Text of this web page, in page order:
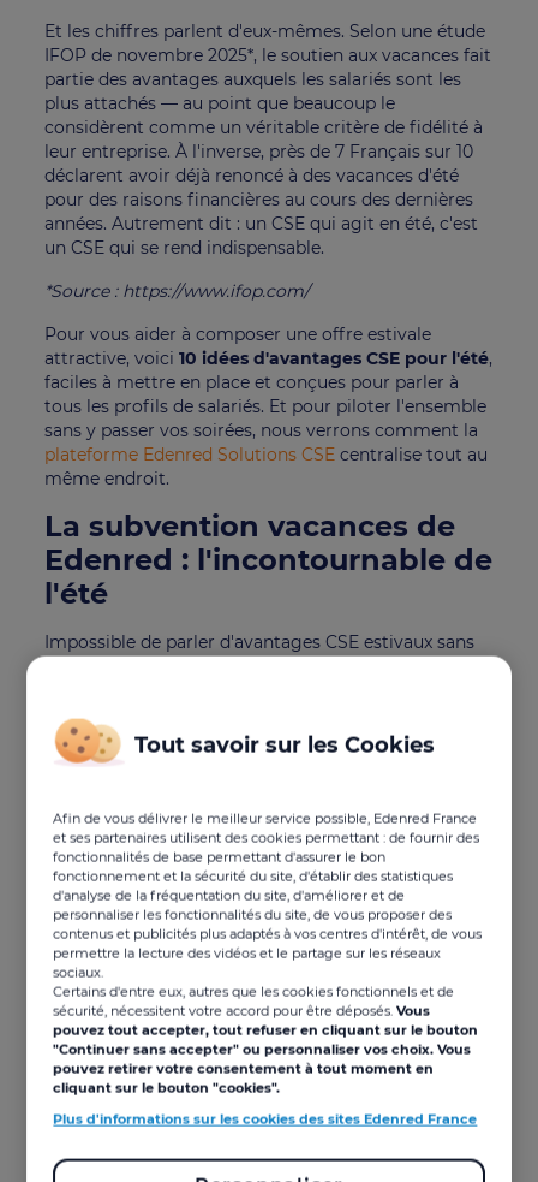
Et les chiffres parlent d'eux-mêmes. Selon une étude
IFOP de novembre 2025*, le soutien aux vacances fait
partie des avantages auxquels les salariés sont les
plus attachés — au point que beaucoup le
considèrent comme un véritable critère de fidélité à
leur entreprise. À l'inverse, près de 7 Français sur 10
déclarent avoir déjà renoncé à des vacances d'été
pour des raisons financières au cours des dernières
années. Autrement dit : un CSE qui agit en été, c'est
un CSE qui se rend indispensable.
*Source : https://www.ifop.com/
Pour vous aider à composer une offre estivale
attractive, voici10 idées d'avantages CSE pour l'été,
faciles à mettre en place et conçues pour parler à
tous les profils de salariés. Et pour piloter l'ensemble
sans y passer vos soirées, nous verrons comment la
plateforme Edenred Solutions CSE centralise tout au
même endroit.
La subvention vacances de
Edenred : l'incontournable de
l'été
Impossible de parler d'avantages CSE estivaux sans
l'idée est de donner à chaque salarié un budget qu'il
utilise librement pour ses séjours et ses loisirs d'été.
C'est exactement ce que permet le
regroupe tous vos avantages vacances au même
endroit.
Avec lasolution subvention vacances de Edenred
vos bénéficiaires profitent d'un compte unique aux
multiples possibilités :
Un paiement en ligne facilité, directement
depuis le site du CSE.
Une dotation utilisable en plusieurs fois,
adaptée aux usages de chacun.
Un large choix d'offres : voyages
subventionnés, locations, voyages organisés
par le CSE…
Côté élus, le Compte Vacances estentièrement
Tout savoir sur les Cookies
Afin de vous délivrer le meilleur service possible, Edenred France
et ses partenaires utilisent des cookies permettant : de fournir des
fonctionnalités de base permettant d'assurer le bon
fonctionnement et la sécurité du site, d'établir des statistiques
d'analyse de la fréquentation du site, d'améliorer et de
personnaliser les fonctionnalités du site, de vous proposer des
contenus et publicités plus adaptés à vos centres d'intérêt, de vous
permettre la lecture des vidéos et le partage sur les réseaux
sociaux.
Certains d'entre eux, autres que les cookies fonctionnels et de
sécurité, nécessitent votre accord pour être déposés.Vous
pouvez tout accepter, tout refuser en cliquant sur le bouton
"Continuer sans accepter" ou personnaliser vos choix. Vous
pouvez retirer votre consentement à tout moment en
cliquant sur le bouton "cookies".
Plus d'informations sur les cookies des sites Edenred France